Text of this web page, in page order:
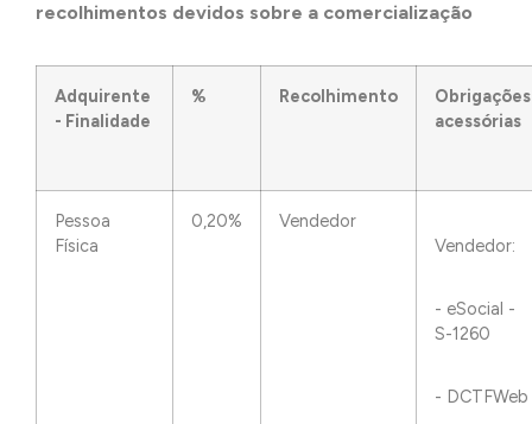
recolhimentos devidos sobre a comercialização
Adquirente
- Finalidade
% Recolhimento
Obrigações
acessórias
Pessoa
Física
0,20%
Vendedor
Vendedor:
- eSocial -
S-1260
- DCTFWeb